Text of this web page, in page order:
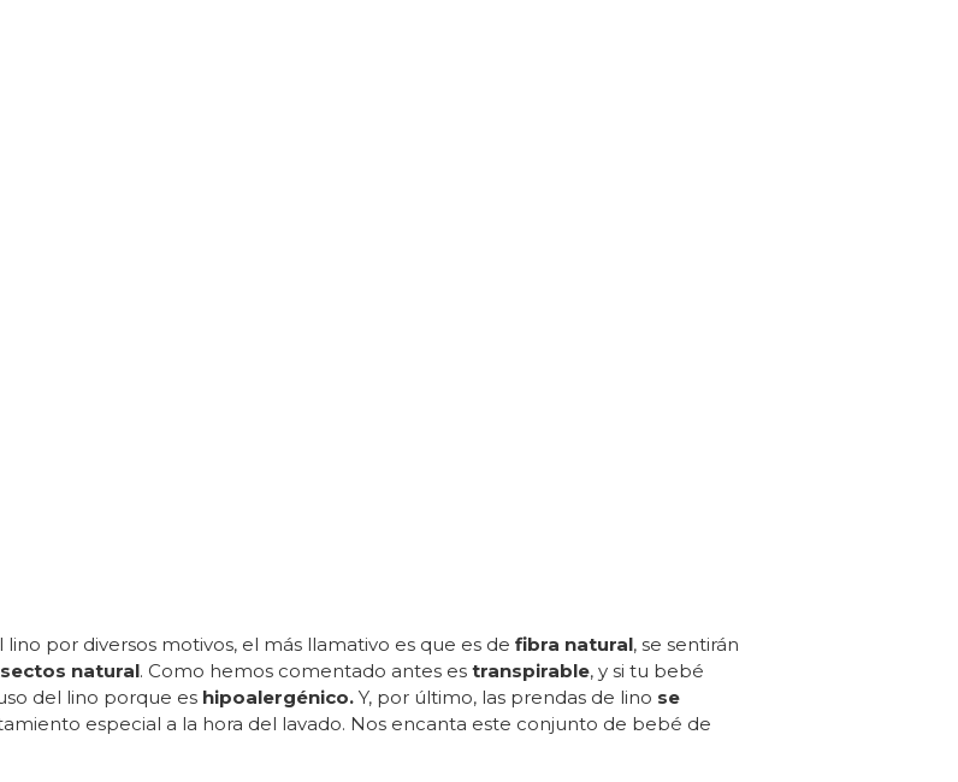
por diversos motivos, el más llamativo es que es de fibra natural, se sentirán
natural. Como hemos comentado antes es transpirable, y si tu bebé
del lino porque es hipoalergénico.Y, por último, las prendas de lino se
especial a la hora del lavado. Nos encanta este conjunto de bebé de